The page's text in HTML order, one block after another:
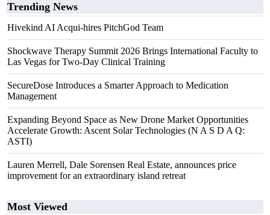
Trending News
Hivekind AI Acqui-hires PitchGod Team
Shockwave Therapy Summit 2026 Brings International Faculty to
Las Vegas for Two-Day Clinical Training
SecureDose Introduces a Smarter Approach to Medication
Management
Expanding Beyond Space as New Drone Market Opportunities
Accelerate Growth: Ascent Solar Technologies (N A S D A Q:
ASTI)
Lauren Merrell, Dale Sorensen Real Estate, announces price
improvement for an extraordinary island retreat
Most Viewed